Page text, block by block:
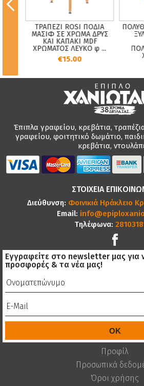
ΤΡΑΠΕΖΙ ROSI ΠΟΔΙΑ
ΜΑΣΙΦ ΣΕ ΧΡΩΜΑ ΔΡΥΣ
ΚΑΙ ΚΑΠΑΚΙ MDF
ΧΡΩΜΑΤΟΣ ΛΕΥΚΟ φ ...
€15.00
Έπιπλα γραφείου, κρεβάτια,
γραφείου, φοιτητικό δωμάτιο,
κρεβάτια,
ΣΤΟΙΧΕΙΑ
Διεύθυνση: Φοινικιά Ηράκλειο
Email:
Τηλέφωνα:
Εγγραφείτε στο newsletter μας για
προσφορές & τα νέα μας!
Προφίλ
Προσωπικά
Όροι χρήσης